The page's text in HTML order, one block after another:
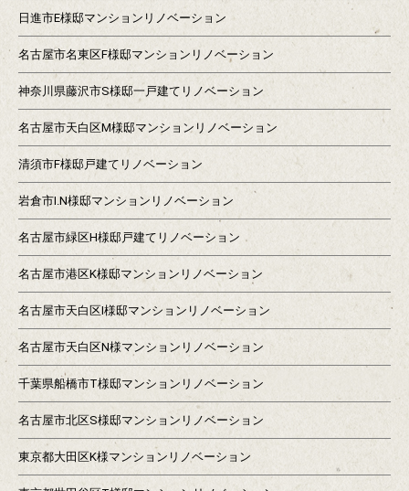
日進市E様邸マンションリノベーション
名古屋市名東区F様邸マンションリノベーション
神奈川県藤沢市S様邸一戸建てリノベーション
名古屋市天白区M様邸マンションリノベーション
清須市F様邸戸建てリノベーション
岩倉市I.N様邸マンションリノベーション
名古屋市緑区H様邸戸建てリノベーション
名古屋市港区K様邸マンションリノベーション
名古屋市天白区I様邸マンションリノベーション
名古屋市天白区N様マンションリノベーション
千葉県船橋市T様邸マンションリノベーション
名古屋市北区S様邸マンションリノベーション
東京都大田区K様マンションリノベーション